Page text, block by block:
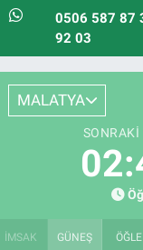
0506 587 87
92 03
MALATYA
İMSAK GÜNEŞ ÖĞLE